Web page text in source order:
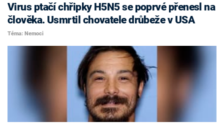
Virus ptačí chřipky H5N5 se poprvé přenesl na
člověka. Usmrtil chovatele drůbeže v USA
Téma: Nemoci